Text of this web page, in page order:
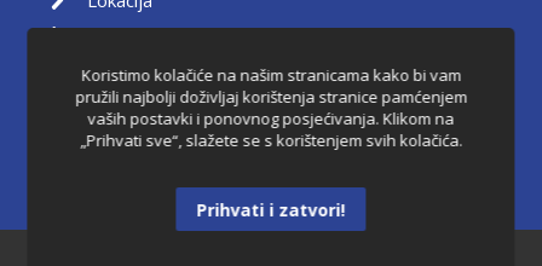
Košarica
Pravila privatnosti
Uvjeti korištenja
Raskid ugovora
Koristimo kolačiće na našim stranicama kako bi vam
pružili najbolji doživljaj korištenja stranice pamćenjem
vaših postavki i ponovnog posjećivanja. Klikom na
„Prihvati sve“, slažete se s korištenjem svih kolačića.
Prihvati i zatvori!